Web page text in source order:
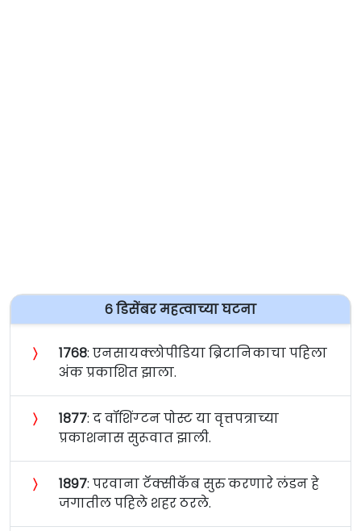
६ डिसेंबर महत्वाच्या घटना
〉 १७६८: एनसायक्लोपीडिया ब्रिटानिकाचा पहिला
अंक प्रकाशित झाला.
〉 १८७७: द वॉशिंग्टन पोस्ट या वृत्तपत्राच्या
प्रकाशनास सुरूवात झाली.
〉 १८९७: परवाना टॅक्सीकॅब सुरु करणारे लंडन हे
जगातील पहिले शहर ठरले.